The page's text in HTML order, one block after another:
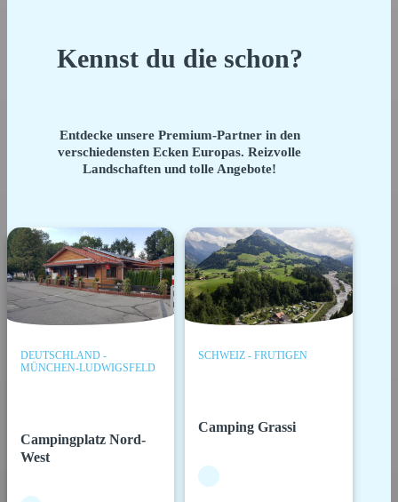
Kennst du die schon?
Entdecke unsere Premium-Partner in den
verschiedensten Ecken Europas. Reizvolle
Landschaften und tolle Angebote!
DEUTSCHLAND -
MÜNCHEN-LUDWIGSFELD
Campingplatz Nord-
West
SCHWEIZ - FRUTIGEN
Camping Grassi